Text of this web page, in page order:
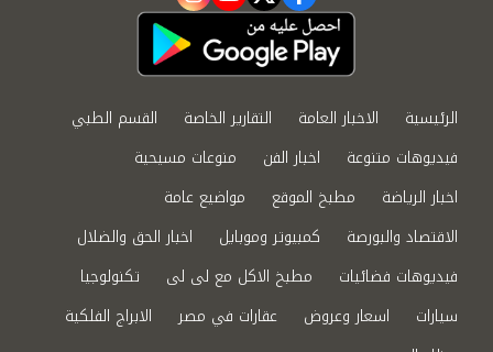
الرئيسية الاخبار العامة التقارير الخاصة
القسم الطبي
فيديوهات متنوعة
اخبار الفن
منوعات مسيحية
اخبار الرياضة
مطبخ الموقع
مواضيع عامة
الاقتصاد والبورصة
كمبيوتر وموبايل
اخبار الحق والضلال
فيديوهات فضائيات
مطبخ الاكل مع لى لى
تكنولوجيا
سيارات
اسعار وعروض عقارات في مصر
الابراج الفلكية